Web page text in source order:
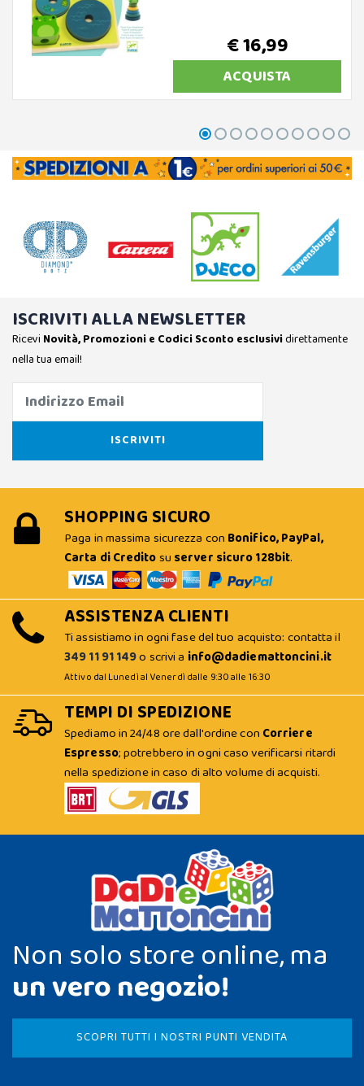
€ 16,99
ACQUISTA
ISCRIVITI ALLA NEWSLETTER
Ricevi Novità, Promozioni e Codici Sconto esclusividirettamente
nella tua email!
SHOPPING SICURO
Paga in massima sicurezza con Bonifico, PayPal,
Carta di Creditosu server sicuro 128bit.
ASSISTENZA CLIENTI
Ti assistiamo in ogni fase del tuo acquisto: contatta il
349 11 91 149o scrivi a info@dadiemattoncini.it
Attivo dal Lunedì al Venerdì dalle 9:30 alle 16:30
TEMPI DI SPEDIZIONE
Spediamo in 24/48 ore dall'ordine con Corriere
Espresso; potrebbero in ogni caso verificarsi ritardi
nella spedizione in caso di alto volume di acquisti.
Non solo store online, ma
un vero negozio!
SCOPRI TUTTI I NOSTRI PUNTI VENDITA